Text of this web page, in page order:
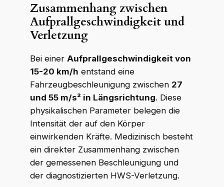
Zusammenhang zwischen
Aufprallgeschwindigkeit und
Verletzung
Bei einer Aufprallgeschwindigkeit von
15-20 km/h entstand eine
Fahrzeugbeschleunigung zwischen 27
und 55 m/s² in Längsrichtung. Diese
physikalischen Parameter belegen die
Intensität der auf den Körper
einwirkenden Kräfte. Medizinisch besteht
ein direkter Zusammenhang zwischen
der gemessenen Beschleunigung und
der diagnostizierten HWS-Verletzung.